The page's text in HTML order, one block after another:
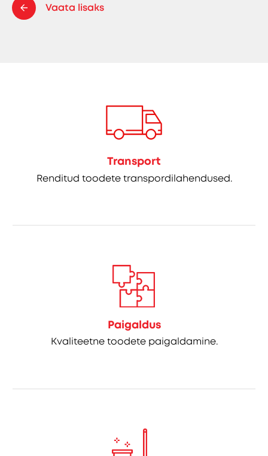
Vaata lisaks
Transport
Renditud toodete transpordilahendused.
Paigaldus
Kvaliteetne toodete paigaldamine.